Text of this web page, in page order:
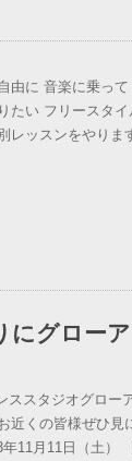
由に 音楽に乗って
たい フリースタイ
レッスンをやりま
にグロー
ススタジオグロー
近くの皆様ぜひ見
11月11日（土）